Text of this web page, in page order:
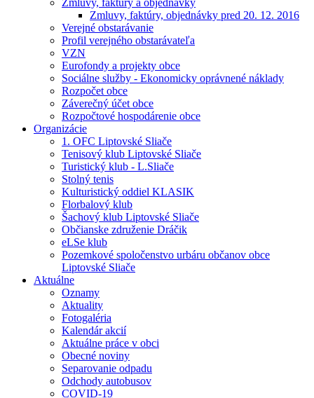
Zmluvy, faktúry a objednávky
Zmluvy, faktúry, objednávky pred 20. 12. 2016
Verejné obstarávanie
Profil verejného obstarávateľa
VZN
Eurofondy a projekty obce
Sociálne služby - Ekonomicky oprávnené náklady
Rozpočet obce
Záverečný účet obce
Rozpočtové hospodárenie obce
Organizácie
1. OFC Liptovské Sliače
Tenisový klub Liptovské Sliače
Turistický klub - L.Sliače
Stolný tenis
Kulturistický oddiel KLASIK
Florbalový klub
Šachový klub Liptovské Sliače
Občianske združenie Dráčik
eLSe klub
Pozemkové spoločenstvo urbáru občanov obce
Liptovské Sliače
Aktuálne
Oznamy
Aktuality
Fotogaléria
Kalendár akcií
Aktuálne práce v obci
Obecné noviny
Separovanie odpadu
Odchody autobusov
COVID-19